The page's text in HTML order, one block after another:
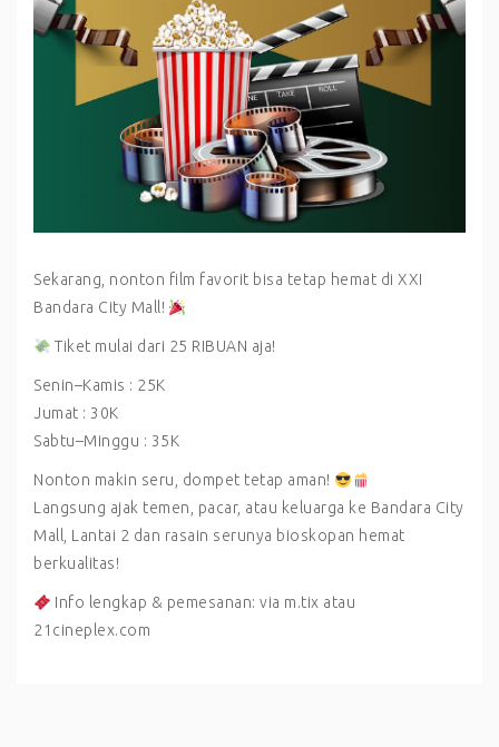
Sekarang, nonton film favorit bisa tetap hemat di XXI
Bandara City Mall!
Tiket mulai dari 25 RIBUAN aja!
Senin–Kamis : 25K
Jumat : 30K
Sabtu–Minggu : 35K
Nonton makin seru, dompet tetap aman!
Langsung ajak temen, pacar, atau keluarga ke Bandara City
Mall, Lantai 2 dan rasain serunya bioskopan hemat
berkualitas!
Info lengkap & pemesanan: via m.tix atau
21cineplex.com